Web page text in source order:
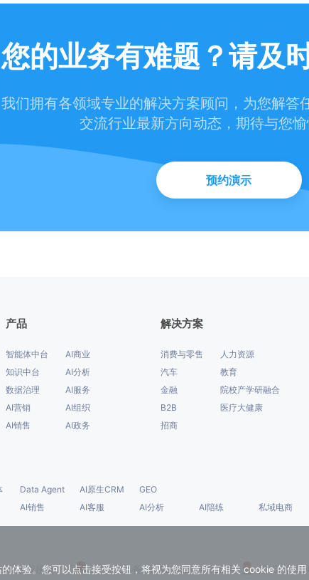
您的业务有难题？请及
我们拥有各领域专业的解决方案顾问，为您解答
交流行业最新方向动态，期待与您愉
预约演示
产品
智能体中台
知识中台
数据治理
AI营销
AI销售
AI商业
AI分析
AI服务
AI组织
AI政务
解决方案
消费与零售
汽车
金融
B2B
招商
人力资源
教育
院校产学研融合
医疗大健康
Data Agent AI原生CRM
GEO
AI销售 AI客服 AI分析 AI陪练 私域电商
司 版权所有 沪公网安备31010902001233号 沪ICP备
体验。您可以点击接受按钮，将视为您同意所有相关 cookie 的使用